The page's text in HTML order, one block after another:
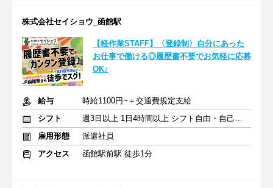
株式会社セイショウ_函館駅
【軽作業STAFF】〈登録制〉自分にあった
お仕事で働ける◎履歴書不要でお気軽に応募
OK♪
給与
時給1100円~＋交通費規定支給
シフト
週3日以上 1日4時間以上 シフト自由・自己申告
雇用形態
派遣社員
アクセス
函館駅前駅 徒歩1分